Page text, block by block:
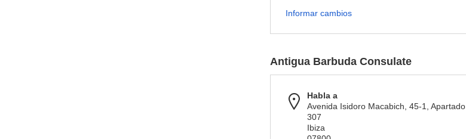
Informar cambios
Antigua Barbuda Consulate
Habla a
Avenida Isidoro Macabich, 45-1, Apartado
307
Ibiza